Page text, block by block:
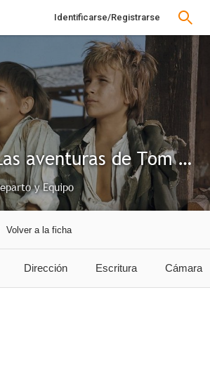
Identificarse/Registrarse
Las aventuras de Tom Sawyer
y Equipo
Volver a la ficha
Dirección Escritura Cámara